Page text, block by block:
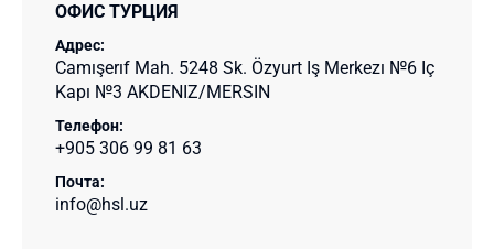
ОФИС ТУРЦИЯ
Адрес:
Camışerıf Mah. 5248 Sk. Özyurt Iş Merkezı №6 Iç
Kapı №3 AKDENIZ/MERSIN
Телефон:
+905 306 99 81 63
Почта:
info@hsl.uz